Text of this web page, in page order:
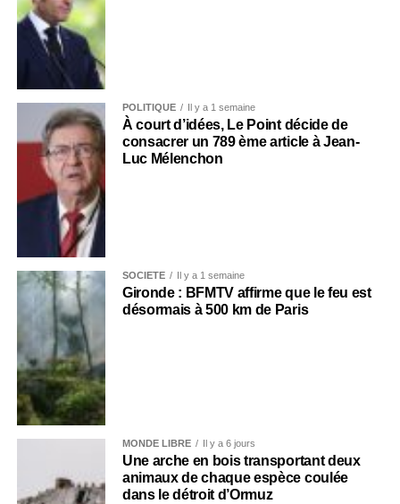
POLITIQUE Il y a 1 semaine
À court d’idées, Le Point décide de
consacrer un 789 ème article à Jean-
Luc Mélenchon
SOCIÉTÉ Il y a 1 semaine
Gironde : BFMTV affirme que le feu est
désormais à 500 km de Paris
MONDE LIBRE Il y a 6 jours
Une arche en bois transportant deux
animaux de chaque espèce coulée
dans le détroit d’Ormuz